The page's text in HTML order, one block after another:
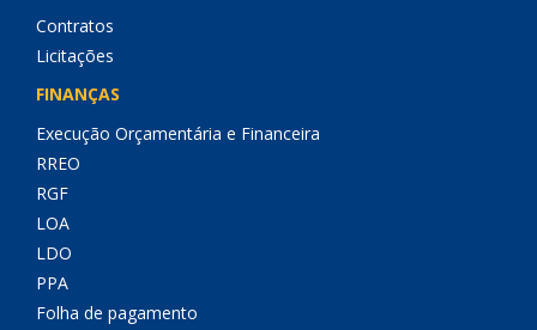
Contratos
Licitações
FINANÇAS
Execução Orçamentária e Financeira
RREO
RGF
LOA
LDO
PPA
Folha de pagamento